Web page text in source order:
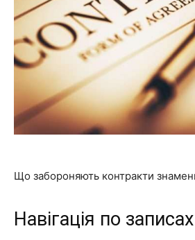
Що забороняють контракти
Навігація по записах